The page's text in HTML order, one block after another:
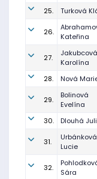
25. Turková
26.
Kateřina
27.
Jakubcová
Karolína
28. Nová
29.
Bolinová
Evelína
30. Dlouhá
31.
Urbánková
Lucie
32.
Sára